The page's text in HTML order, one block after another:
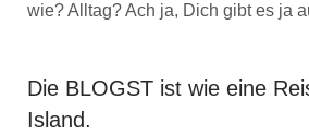
wie? Alltag? Ach ja, Dich gibt es ja
Die BLOGST ist wie eine
Island.